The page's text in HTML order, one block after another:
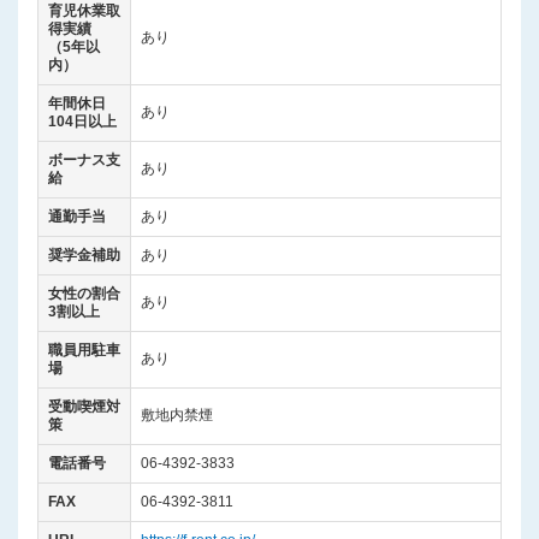
育児休業取
得実績
（5年以
内）
あり
年間休日
104日以上
あり
ボーナス支
給
あり
通勤手当 あり
奨学金補助 あり
女性の割合
3割以上
あり
職員用駐車
場
あり
受動喫煙対
策
敷地内禁煙
電話番号 06-4392-3833
FAX 06-4392-3811